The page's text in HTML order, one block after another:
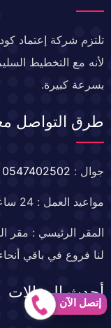
تلتزم شركة إعتماد
لأنه مع التخطيط
بسرعة كبيرة.
طرق التواصل
جوال : 0547402502
مواعيد العمل : 24 ساعة طوال أيام الأسبوع
المقر الرئيسي : مقر
لنا فروع في باقي
أحدث المقالات
إتصل الآن